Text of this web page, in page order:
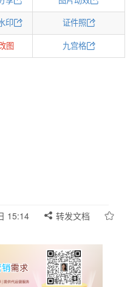
印 证件照
图 九宫格
15:14
转发文档